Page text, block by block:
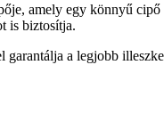
amely egy könnyű
is biztosítja.
garantálja a legjobb